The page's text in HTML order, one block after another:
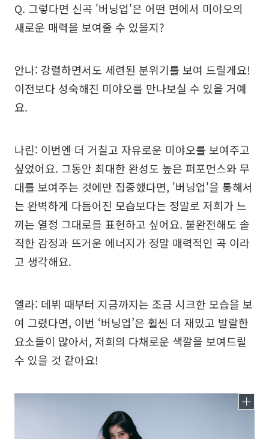
Q. 그렇다면 신곡 '버닝업'은 어떤 면에서 미야오의
새로운 매력을 보여줄 수 있을지?
안나: 강렬하면서도 세련된 분위기를 보여 드릴게요!
이전보다 성숙해진 미야오를 만나보실 수 있을 거예
요.
나린: 이번엔 더 거칠고 자유로운 미야오를 보여주고
싶었어요. 그동안 최대한 완성도 높은 퍼포먼스와 무
대를 보여주는 것에만 집중했다면, '버닝업'을 통해서
는 완벽하게 다듬어진 모습보다는 정말로 저희가 느
끼는 열정 그대로를 표현하고 싶어요. 불완전해도 솔
직한 감정과 뜨거운 에너지가 정말 매력적인 곡 이라
고 생각해요.
엘라: 데뷔 때부터 지금까지는 조금 시크한 모습을 보
여 그렸다면, 이번 ‘버닝업’은 훨씬 더 재밌고 발랄한
요소들이 많아서, 저희의 다채로운 색깔을 보여드릴
수 있을 것 같아요!